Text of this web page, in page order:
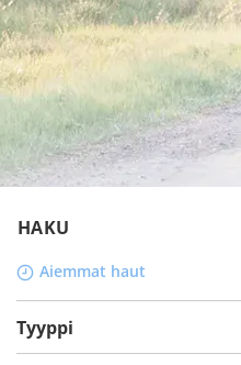
HAKU
Aiemmat haut
Tyyppi